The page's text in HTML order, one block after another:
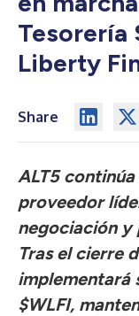
Tesorería
Liberty
Share
ALT5
proveedor
negociación y
Tras el cierre
implementará
$WLFI,